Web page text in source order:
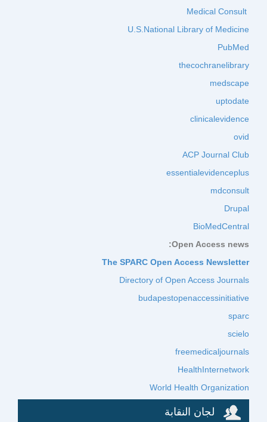
U.S.National Library of Medicine
PubMed
thecochranelibrary
medscape
uptodate
clinicalevidence
ovid
ACP Journal Club
essentialevidenceplus
mdconsult
Drupal
BioMedCentral
Open Access news:
The SPARC Open Access Newsletter
Directory of Open Access Journals
budapestopenaccessinitiative
sparc
scielo
freemedicaljournals
HealthInternetwork
World Health Organization
لجان النقابة